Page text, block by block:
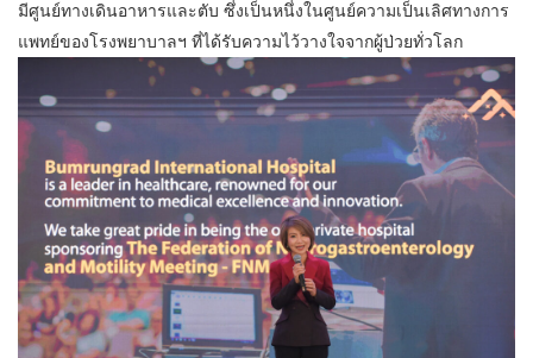
มีศูนย์ทางเดินอาหารและตับ ซึ่งเป็นหนึ่งในศูนย์ความเป็นเลิศทางการ
แพทย์ของโรงพยาบาลฯ ที่ได้รับความไว้วางใจจากผู้ป่วยทั่วโลก